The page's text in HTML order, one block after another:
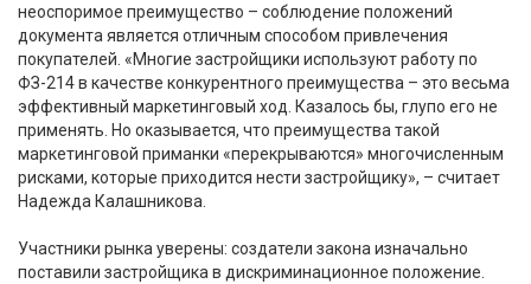
неоспоримое преимущество – соблюдение положений
документа является отличным способом привлечения
покупателей. «Многие застройщики используют работу по
ФЗ-214 в качестве конкурентного преимущества – это весьма
эффективный маркетинговый ход. Казалось бы, глупо его не
применять. Но оказывается, что преимущества такой
маркетинговой приманки «перекрываются» многочисленным
рисками, которые приходится нести застройщику», – считает
Надежда Калашникова.
Участники рынка уверены: создатели закона изначально
поставили застройщика в дискриминационное положение.